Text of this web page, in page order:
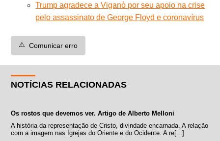
Trump agradece a Viganò por seu apoio na crise
pelo assassinato de George Floyd e coronavírus
⚠️ Comunicar erro
NOTÍCIAS RELACIONADAS
Os rostos que devemos ver. Artigo de Alberto Melloni
A história da representação de Cristo, divindade encarnada. A relação
com a imagem nas Igrejas do Oriente e do Ocidente. A re[...]